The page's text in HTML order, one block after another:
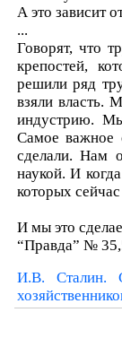
А это зависит
...
Говорят, что
крепостей,
решили ряд
взяли власть.
индустрию.
Самое важное
сделали. Нам
наукой. И
которых
И мы это
“Правда” №
И.В. Сталин.